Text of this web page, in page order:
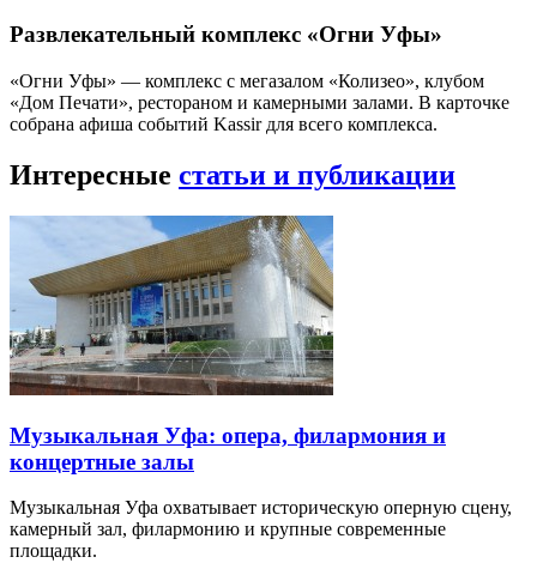
Развлекательный комплекс «Огни Уфы»
«Огни Уфы» — комплекс с мегазалом «Колизео», клубом
«Дом Печати», рестораном и камерными залами. В карточке
собрана афиша событий Kassir для всего комплекса.
Интересные статьи и публикации
Музыкальная Уфа: опера, филармония и
концертные залы
Музыкальная Уфа охватывает историческую оперную сцену,
камерный зал, филармонию и крупные современные
площадки.